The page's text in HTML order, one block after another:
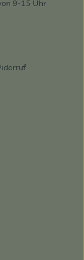
9-15 Uhr
derBiobote/